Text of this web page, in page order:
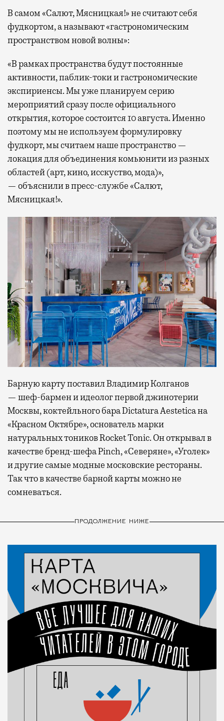
В самом «Салют, Мясницкая!» не считают себя
фудкортом, а называют «гастрономическим
пространством новой волны»:
«В рамках пространства будут постоянные
активности, паблик-токи и гастрономические
экспириенсы. Мы уже планируем серию
мероприятий сразу после официального
открытия, которое состоится 10 августа. Именно
поэтому мы не используем формулировку
фудкорт, мы считаем наше пространство —
локация для объединения комьюнити из разных
областей (арт, кино, исскуство, мода)»,
— объяснили в пресс-службе «Салют,
Мясницкая!».
Барную карту поставил Владимир Колганов
— шеф-бармен и идеолог первой джинотерии
Москвы, коктейльного бара Dictatura Aestetica на
«Красном Октябре», основатель марки
натуральных тоников Rocket Tonic. Он открывал в
качестве бренд-шефа Pinch, «Северяне», «Уголек»
и другие самые модные московские рестораны.
Так что в качестве барной карты можно не
сомневаться.
ПРОДОЛЖЕНИЕ НИЖЕ